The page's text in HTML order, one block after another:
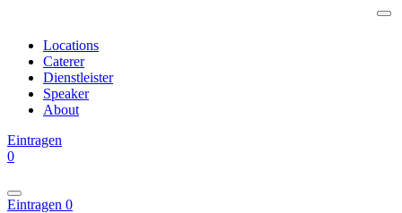
Locations
Caterer
Dienstleister
Speaker
About
Eintragen
0
Eintragen 0